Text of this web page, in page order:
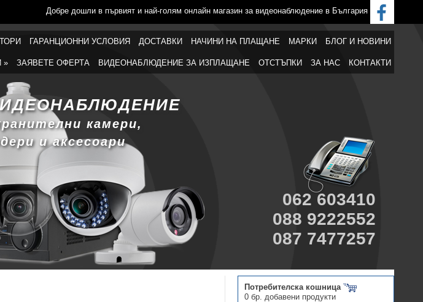
Добре дошли в първият и най-голям онлайн магазин за видеонаблюдение в България
ГАРАНЦИОННИ УСЛОВИЯ ДОСТАВКИ НАЧИНИ НА ПЛАЩАНЕ МАРКИ БЛОГ И НОВИНИ
» ЗАЯВЕТЕ ОФЕРТА ВИДЕОНАБЛЮДЕНИЕ ЗА ИЗПЛАЩАНЕ ОТСТЪПКИ ЗА НАС КОНТАКТИ
камери,
и аксесоари
062 603410
088 9222552
087 7477257
Потребителска кошница
0 бр. добавени продукти